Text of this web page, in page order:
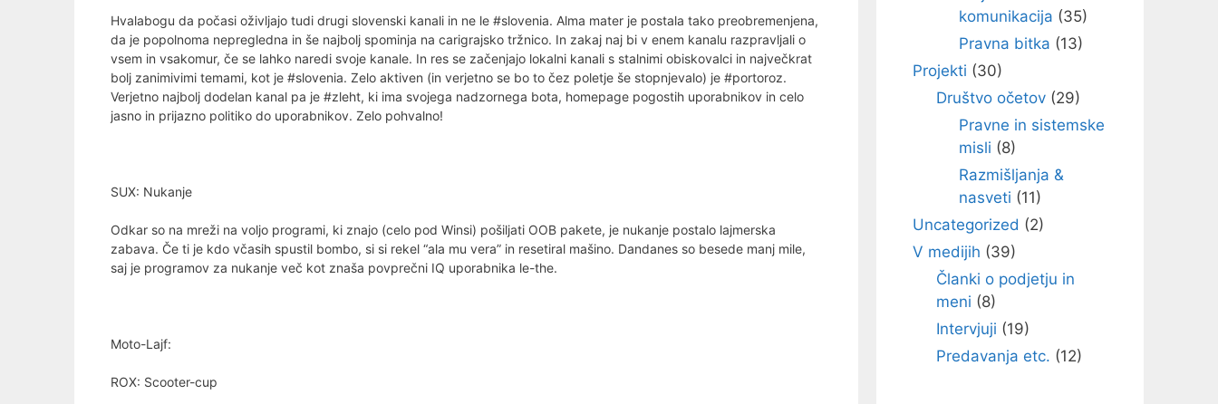
Hvalabogu da počasi oživljajo tudi drugi slovenski kanali in ne le #slovenia. Alma mater je postala tako preobremenjena,
da je popolnoma nepregledna in še najbolj spominja na carigrajsko tržnico. In zakaj naj bi v enem kanalu razpravljali o
vsem in vsakomur, če se lahko naredi svoje kanale. In res se začenjajo lokalni kanali s stalnimi obiskovalci in največkrat
bolj zanimivimi temami, kot je #slovenia. Zelo aktiven (in verjetno se bo to čez poletje še stopnjevalo) je #portoroz.
Verjetno najbolj dodelan kanal pa je #zleht, ki ima svojega nadzornega bota, homepage pogostih uporabnikov in celo
jasno in prijazno politiko do uporabnikov. Zelo pohvalno!
SUX: Nukanje
Odkar so na mreži na voljo programi, ki znajo (celo pod Winsi) pošiljati OOB pakete, je nukanje postalo lajmerska
zabava. Če ti je kdo včasih spustil bombo, si si rekel “ala mu vera” in resetiral mašino. Dandanes so besede manj mile,
saj je programov za nukanje več kot znaša povprečni IQ uporabnika le-the.
Moto-Lajf:
ROX: Scooter-cup
komunikacija (35)
Pravna bitka (13)
Projekti (30)
Društvo očetov(29)
Pravne in sistemske
misli (8)
Razmišljanja &
nasveti (11)
Uncategorized (2)
V medijih (39)
Članki o podjetju in
meni (8)
Intervjuji (19)
Predavanja etc. (12)